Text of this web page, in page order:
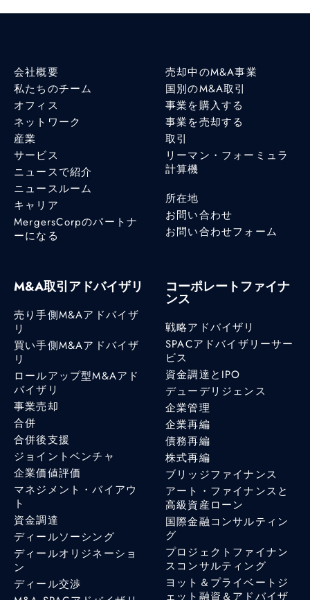
会社概要
私たちのチーム
オフィス
ネットワーク
産業
サービス
ニュースで紹介
ニュースルーム
キャリア
MergersCorpのパートナ
ーになる
売却中のM&A事業
国別のM&A取引
事業を購入する
事業を売却する
取引
リーマン・フォーミュラ
計算機
所在地
お問い合わせ
お問い合わせフォーム
M&A取引アドバイザリ
売り手側M&Aアドバイザ
リ
買い手側M&Aアドバイザ
リ
ロールアップ型M&Aアド
バイザリ
事業売却
合併
合併後支援
ジョイントベンチャ
企業価値評価
マネジメント・バイアウ
ト
資金調達
ディールソーシング
ディールオリジネーショ
ン
ディール交渉
コーポレートファイナ
ンス
戦略アドバイザリ
SPACアドバイザリーサー
ビス
資金調達とIPO
デューデリジェンス
企業管理
企業再編
債務再編
株式再編
ブリッジファイナンス
アート・ファイナンスと
高級資産ローン
国際金融コンサルティン
グ
プロジェクトファイナン
スコンサルティング
ヨット＆プライベートジ
ェット融資＆アドバイザ